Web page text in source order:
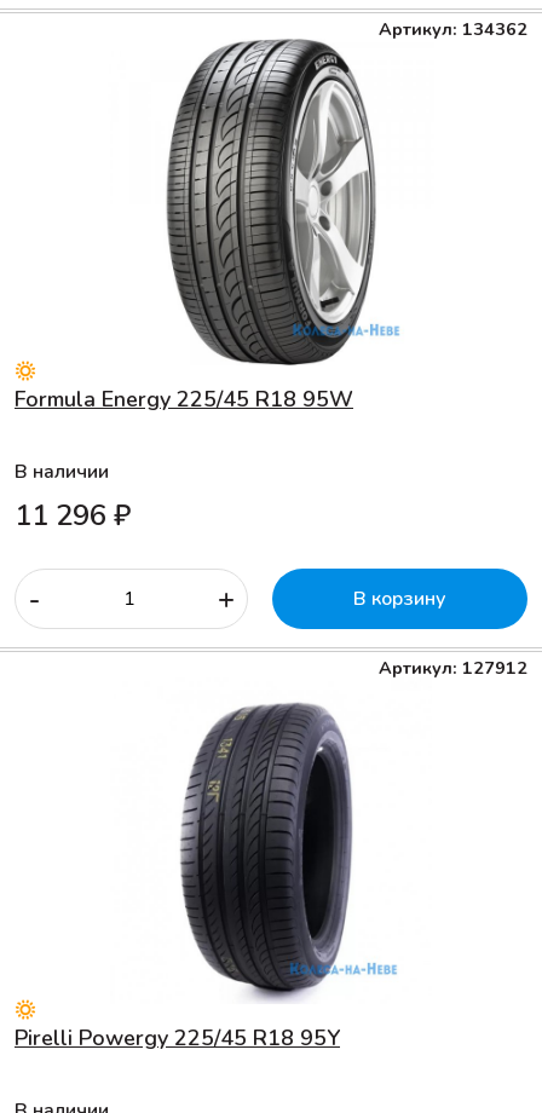
Артикул: 134362
Formula Energy 225/45 R18 95W
В наличии
11 296 ₽
- + В корзину
Артикул: 127912
Pirelli Powergy 225/45 R18 95Y